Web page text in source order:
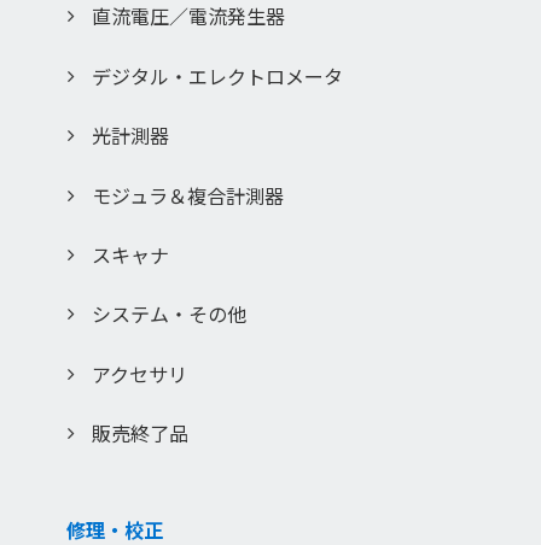
「このサービスの中止、変更など」
更する場合があります。あらかじめご了承ください。
取扱説明書は、製品をご購入いただいたお客様のための資料
お客様以外からのお問い合わせにはお応えできない場合が あ
入力いただきましたお客様の個人情報は、当社のプライバシ
許可無く第三者に譲渡もしくは利用する事は一切ございませ
直流電圧／電流発生器
デジタル・エレクトロメータ
光計測器
モジュラ＆複合計測器
スキャナ
システム・その他
アクセサリ
販売終了品
修理・校正